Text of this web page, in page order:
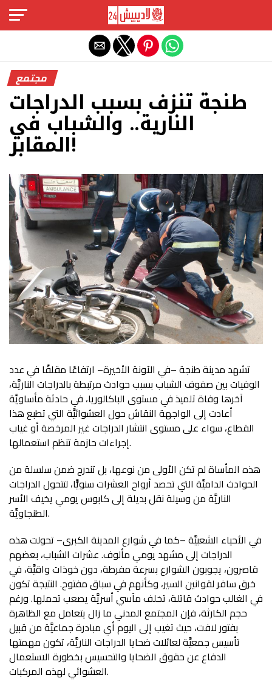
مجتمع
طنجة تنزف بسبب الدراجات
النارية.. والشباب في
المقابر!
تشهد مدينة طنجة –في الآونة الأخيرة– ارتفاعًا مقلقًا في عدد
الوفيات بين صفوف الشباب بسبب حوادث مرتبطة بالدراجات الناريَّة،
آخرها وفاة تلميذ في مستوى الباكالوريا، في حادثة مأساويَّة
أعادت إلى الواجهة النقاش حول العشوائيَّة التي تطبع هذا
القطاع، سواء على مستوى انتشار الدراجات غير المرخصة أو غياب
إجراءات حازمة تنظم استعمالها.
هذه المأساة لم تكن الأولى من نوعها، بل تندرج ضمن سلسلة من
الحوادث الداميَّة التي تحصد أرواح العشرات سنويًّا، لتتحول الدراجات
الناريَّة من وسيلة نقل بديلة إلى كابوس يومي يخيف الأسر
الطنجاويَّة.
في الأحياء الشعبيَّة –كما في شوارع المدينة الكبرى– تحولت هذه
الدراجات إلى مشهد يومي مألوف. عشرات الشباب، بعضهم
قاصرون، يجوبون الشوارع بسرعة مفرطة، دون خوذات واقيَّة، في
خرق سافر لقوانين السير، وكأنهم في سباق مفتوح. النتيجة تكون
في الغالب حوادث قاتلة، تخلف مآسي أسريَّة يصعب تحملها. ورغم
حجم الكارثة، فإن المجتمع المدني ما زال يتعامل مع الظاهرة
بفتور لافت، حيث تغيب إلى اليوم أي مبادرة جماعيَّة من قبيل
تأسيس جمعيَّة لعائلات ضحايا الدراجات الناريَّة، تكون مهمتها
الدفاع عن حقوق الضحايا والتحسيس بخطورة الاستعمال
العشوائي لهذه المركبات.
Exit mobile version